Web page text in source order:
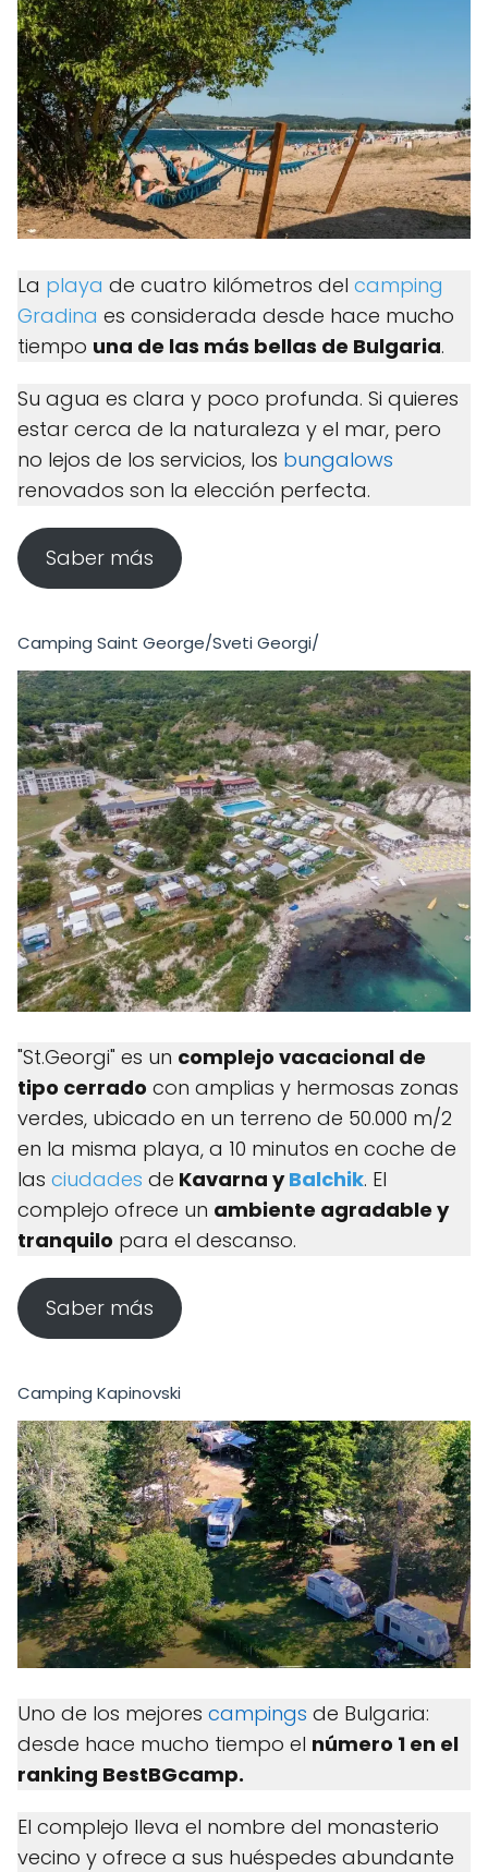
La playa de cuatro kilómetros del camping
Gradina es considerada desde hace mucho
tiempo una de las más bellas de Bulgaria.
Su agua es clara y poco profunda. Si quieres
estar cerca de la naturaleza y el mar, pero
no lejos de los servicios, los bungalows
renovados son la elección perfecta.
Saber más
Camping Saint George/Sveti Georgi/
"St.Georgi" es un complejo vacacional de
tipo cerrado con amplias y hermosas zonas
verdes, ubicado en un terreno de 50.000 m/2
en la misma playa, a 10 minutos en coche de
las ciudades de Kavarna yBalchik. El
complejo ofrece un ambiente agradable y
tranquilo para el descanso.
Saber más
Camping Kapinovski
Uno de los mejores campings de Bulgaria:
desde hace mucho tiempo el número 1 en el
ranking BestBGcamp.
El complejo lleva el nombre del monasterio
vecino y ofrece a sus huéspedes abundante